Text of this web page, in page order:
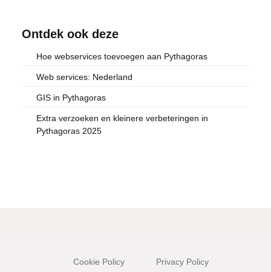
Ontdek ook deze
Hoe webservices toevoegen aan Pythagoras
Web services: Nederland
GIS in Pythagoras
Extra verzoeken en kleinere verbeteringen in
Pythagoras 2025
Cookie Policy
Privacy Policy